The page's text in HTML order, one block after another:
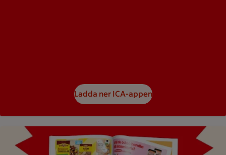
Ladda ner ICA-appen
Bild på ett reklamblad